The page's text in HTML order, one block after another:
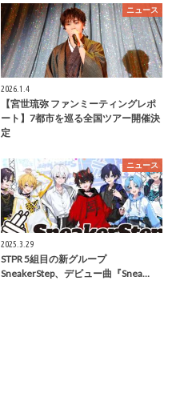
ニュース
2026.1.4
【宮世琉弥 ファンミーティングレポ
ート】7都市を巡る全国ツアー開催決
定
ニュース
2025.3.29
STPR 5組目の新グループ
SneakerStep、デビュー曲『Snea…